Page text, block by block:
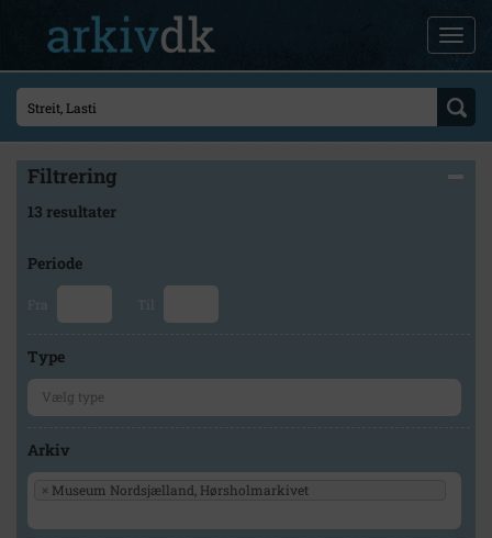
Filtrering
13 resultater
Periode
Fra Til
Type
Arkiv
× Museum Nordsjælland, Hørsholmarkivet